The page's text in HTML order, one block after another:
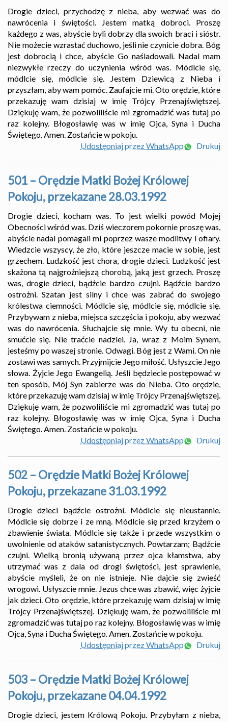
Drogie dzieci, przychodzę z nieba, aby wezwać was do
nawrócenia i świętości. Jestem matką dobroci. Proszę
każdego z was, abyście byli dobrzy dla swoich braci i sióstr.
Nie możecie wzrastać duchowo, jeśli nie czynicie dobra. Bóg
jest dobrocią i chce, abyście Go naśladowali. Nadal mam
niezwykłe rzeczy do uczynienia wśród was. Módlcie się,
módlcie się, módlcie się. Jestem Dziewicą z Nieba i
przyszłam, aby wam pomóc. Zaufajcie mi. Oto orędzie, które
przekazuję wam dzisiaj w imię Trójcy Przenajświętszej.
Dziękuję wam, że pozwoliliście mi zgromadzić was tutaj po
raz kolejny. Błogosławię was w imię Ojca, Syna i Ducha
Świętego. Amen. Zostańcie w pokoju.
Udostępniaj przez WhatsApp
Drukuj
501 – Orędzie Matki Bożej Królowej
Pokoju, przekazane 28.03.1992
Drogie dzieci, kocham was. To jest wielki powód Mojej
Obecności wśród was. Dziś wieczorem pokornie proszę was,
abyście nadal pomagali mi poprzez wasze modlitwy i ofiary.
Wiedzcie wszyscy, że zło, które jeszcze macie w sobie, jest
grzechem. Ludzkość jest chora, drogie dzieci. Ludzkość jest
skażona tą najgroźniejszą chorobą, jaką jest grzech. Proszę
was, drogie dzieci, bądźcie bardzo czujni. Bądźcie bardzo
ostrożni. Szatan jest silny i chce was zabrać do swojego
królestwa ciemności. Módlcie się, módlcie się, módlcie się.
Przybywam z nieba, miejsca szczęścia i pokoju, aby wezwać
was do nawrócenia. Słuchajcie się mnie. Wy tu obecni, nie
smućcie się. Nie traćcie nadziei. Ja, wraz z Moim Synem,
jesteśmy po waszej stronie. Odwagi. Bóg jest z Wami. On nie
zostawi was samych. Przyjmijcie Jego miłość. Usłyszcie Jego
słowa. Żyjcie Jego Ewangelią. Jeśli będziecie postępować w
ten sposób, Mój Syn zabierze was do Nieba. Oto orędzie,
które przekazuję wam dzisiaj w imię Trójcy Przenajświętszej.
Dziękuję wam, że pozwoliliście mi zgromadzić was tutaj po
raz kolejny. Błogosławię was w imię Ojca, Syna i Ducha
Świętego. Amen. Zostańcie w pokoju.
Udostępniaj przez WhatsApp
Drukuj
502 – Orędzie Matki Bożej Królowej
Pokoju, przekazane 31.03.1992
Drogie dzieci bądźcie ostrożni. Módlcie się nieustannie.
Módlcie się dobrze i ze mną. Módlcie się przed krzyżem o
zbawienie świata. Módlcie się także i przede wszystkim o
uwolnienie od ataków satanistycznych. Powtarzam; Bądźcie
czujni. Wielką bronią używaną przez ojca kłamstwa, aby
utrzymać was z dala od drogi świętości, jest sprawienie,
abyście myśleli, że on nie istnieje. Nie dajcie się zwieść
wrogowi. Usłyszcie mnie. Jezus chce was zbawić, więc żyjcie
jak dzieci. Oto orędzie, które przekazuję wam dzisiaj w imię
Trójcy Przenajświętszej. Dziękuję wam, że pozwoliliście mi
zgromadzić was tutaj po raz kolejny. Błogosławię was w imię
Ojca, Syna i Ducha Świętego. Amen. Zostańcie w pokoju.
Udostępniaj przez WhatsApp
Drukuj
503 – Orędzie Matki Bożej Królowej
Pokoju, przekazane 04.04.1992
Drogie dzieci, jestem Królową Pokoju. Przybyłam z nieba,